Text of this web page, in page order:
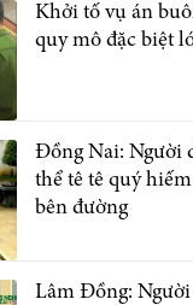
Khởi tố vụ án
quy mô đặc biệt
Đồng Nai: Người
thể tê tê quý
bên đường
Lâm Đồng: Người